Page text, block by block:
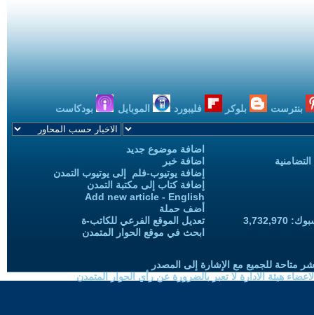
بنترست بلوكر فليبورد الموبايل بودكاست
اضافة موضوع جديد
اضافة خبر
إضافة يوتيوب-فلم إلى يوتيوب التمدن
إضافة كتاب إلى مكتبة التمدن
Add new article - English
أضف حملة
تعديل الموقع الفرعي للكاتب-ة
ابحث في موقع الحوار المتمدن
متاحة للجميع مع الإشارة إلى المصدر
هيئة الادارة لا تعبر بالضرورة عن رأي الحوار المتمدن